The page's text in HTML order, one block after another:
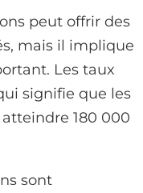
peut offrir des
mais il implique
Les taux
signifie que les
180 000
sont